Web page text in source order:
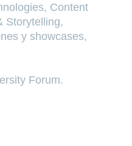
Content
Storytelling,
y showcases,
Forum.